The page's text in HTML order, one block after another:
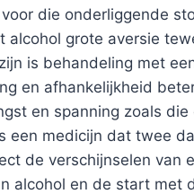
die onderliggende
alcohol grote aversie
is behandeling met
en afhankelijkheid
en spanning zoals
een medicijn dat twee
de verschijnselen van
alcohol en de start